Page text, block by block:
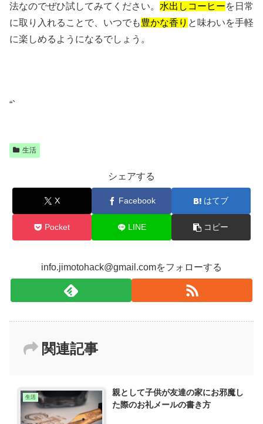
法なのでぜひ試してみてください。 水出しコーヒーを日常
に取り入れることで、いつでも豊かな香り と味わいを手軽
に楽しめるようになるでしょう。
“`
生活
シェアする
X Facebook はてブ
Pocket LINE コピー
info.jimotohack@gmail.comをフォローする
関連記事
生活
親として子供が友達の家にお邪魔し
た際のお礼メールの書き方